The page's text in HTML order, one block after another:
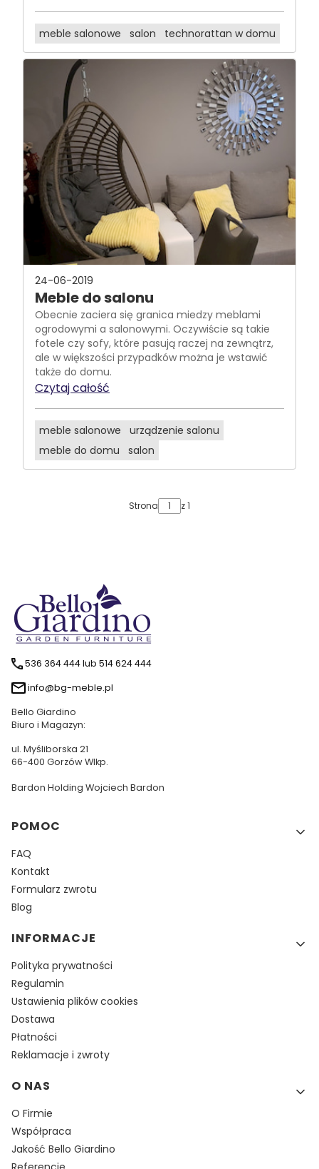
meble salonowe salon technorattan w domu
24-06-2019
Meble do salonu
Obecnie zaciera się granica miedzy meblami
ogrodowymi a salonowymi. Oczywiście są takie
fotele czy sofy, które pasują raczej na zewnątrz,
ale w większości przypadków można je wstawić
także do domu.
Czytaj całość
meble salonowe
urządzenie salonu
meble do domu
salon
Strona z 1
536 364 444 lub 514 624 444
info@bg-meble.pl
Bello Giardino
Biuro i Magazyn:
ul. Myśliborska 21
66-400 Gorzów Wlkp.
Bardon Holding Wojciech Bardon
Linki w stopce
POMOC
FAQ
Kontakt
Formularz zwrotu
Blog
INFORMACJE
Polityka prywatności
Regulamin
Ustawienia plików cookies
Dostawa
Płatności
Reklamacje i zwroty
O NAS
O Firmie
Współpraca
Jakość Bello Giardino